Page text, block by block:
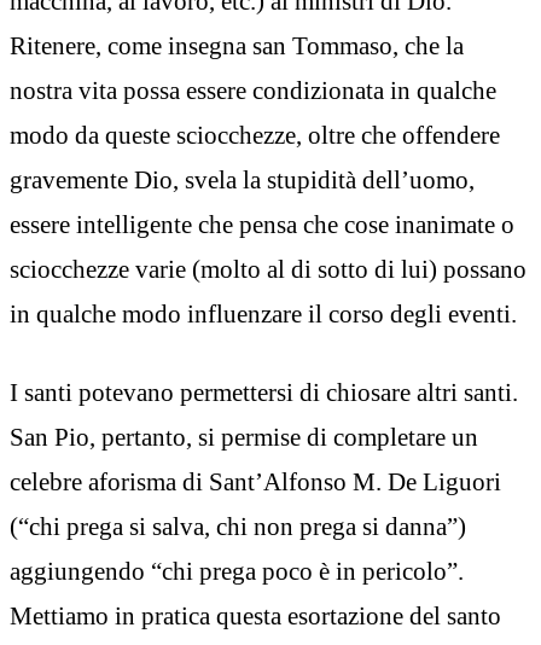
Ritenere, come insegna san Tommaso, che la
nostra vita possa essere condizionata in qualche
modo da queste sciocchezze, oltre che offendere
gravemente Dio, svela la stupidità dell’uomo,
essere intelligente che pensa che cose inanimate o
sciocchezze varie (molto al di sotto di lui) possano
in qualche modo influenzare il corso degli eventi.
I santi potevano permettersi di chiosare altri santi.
San Pio, pertanto, si permise di completare un
celebre aforisma di Sant’Alfonso M. De Liguori
(“chi prega si salva, chi non prega si danna”)
aggiungendo “chi prega poco è in pericolo”.
Mettiamo in pratica questa esortazione del santo